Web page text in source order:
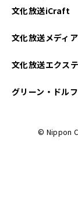
文化放送iCraft
文化放送メディ
文化放送エクス
グリーン・ドル
© Nippon